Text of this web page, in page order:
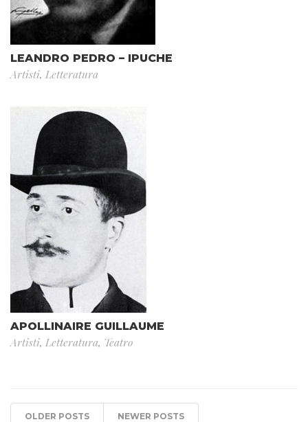
LEANDRO PEDRO – IPUCHE
Artisti, Letteratura
APOLLINAIRE GUILLAUME
Artisti, Letteratura, Teatro
OLDER POSTS NEWER POSTS